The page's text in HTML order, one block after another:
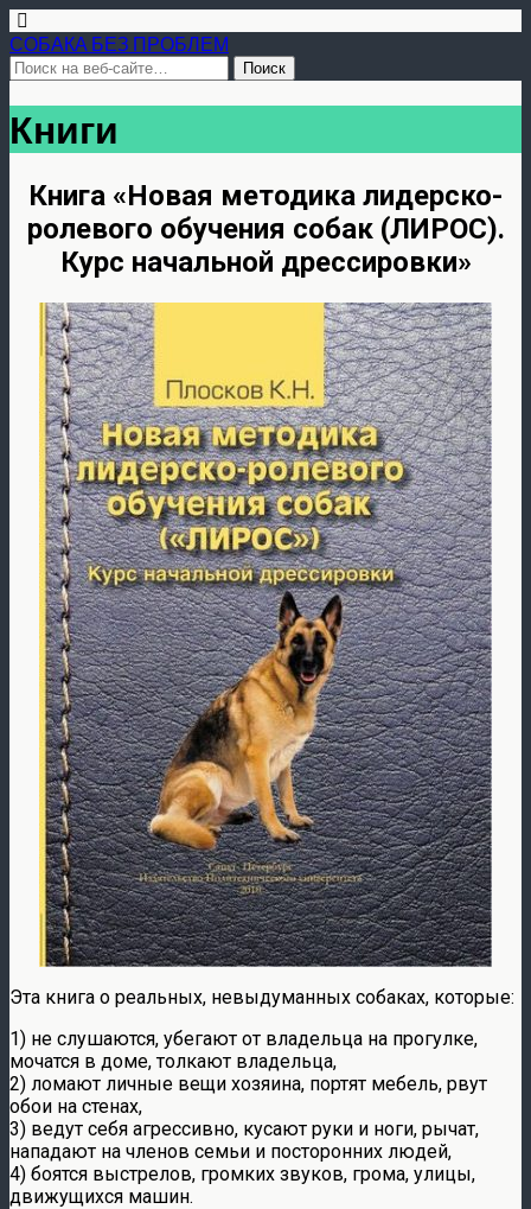
СОБАКА БЕЗ ПРОБЛЕМ
Книги
Книга «Новая методика лидерско-
ролевого обучения собак (ЛИРОС).
Курс начальной дрессировки»
Эта книга о реальных, невыдуманных собаках, которые:
1) не слушаются, убегают от владельца на прогулке,
мочатся в доме, толкают владельца,
2) ломают личные вещи хозяина, портят мебель, рвут
обои на стенах,
3) ведут себя агрессивно, кусают руки и ноги, рычат,
нападают на членов семьи и посторонних людей,
4) боятся выстрелов, громких звуков, грома, улицы,
движущихся машин.